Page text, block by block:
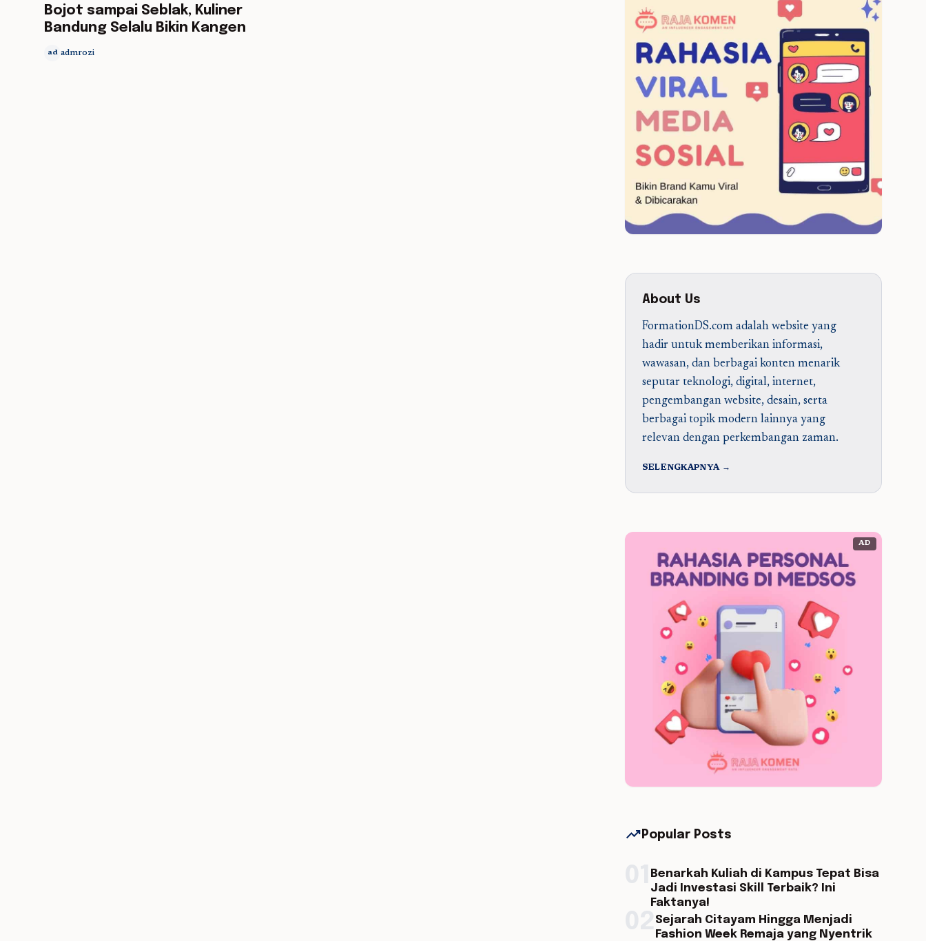
Bojot sampai Seblak, Kuliner
Bandung Selalu Bikin Kangen
ad admrozi
About Us
FormationDS.com adalah website yang
hadir untuk memberikan informasi,
wawasan, dan berbagai konten menarik
seputar teknologi, digital, internet,
pengembangan website, desain, serta
berbagai topik modern lainnya yang
relevan dengan perkembangan zaman.
SELENGKAPNYA →
AD
trending_up Popular Posts
Benarkah Kuliah di Kampus Tepat Bisa
Jadi Investasi Skill Terbaik? Ini
Faktanya!
Sejarah Citayam Hingga Menjadi
Fashion Week Remaja yang Nyentrik